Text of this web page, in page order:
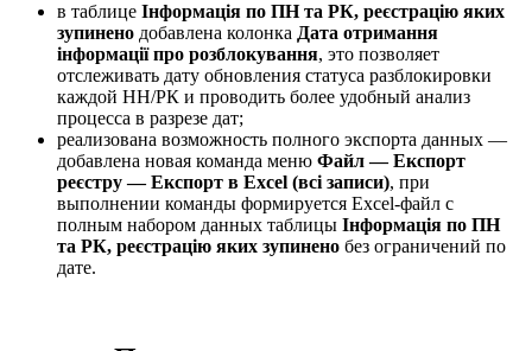
в таблице Інформація по ПН та РК, реєстрацію яких
зупинено добавлена колонка Дата отримання
інформації про розблокування, это позволяет
отслеживать дату обновления статуса разблокировки
каждой НН/РК и проводить более удобный анализ
процесса в разрезе дат;
реализована возможность полного экспорта данных —
добавлена новая команда меню Файл — Експорт
реєстру — Експорт в Excel (всі записи), при
выполнении команды формируется Excel-файл с
полным набором данных таблицы Інформація по ПН
та РК, реєстрацію яких зупинено без ограничений по
дате.